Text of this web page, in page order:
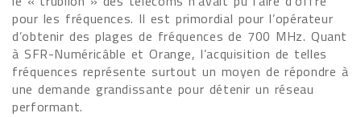
pour les fréquences. Il est primordial pour l’opérateur
d’obtenir des plages de fréquences de 700 MHz. Quant
à SFR-Numéricâble et Orange, l’acquisition de telles
fréquences représente surtout un moyen de répondre à
une demande grandissante pour détenir un réseau
performant.